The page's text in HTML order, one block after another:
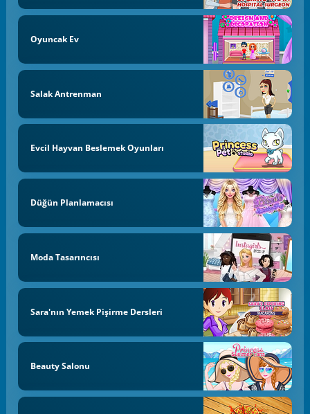
Oyuncak Ev
Salak Antrenman
Evcil Hayvan Beslemek Oyunları
Düğün Planlamacısı
Moda Tasarıncısı
Sara'nın Yemek Pişirme Dersleri
Beauty Salonu